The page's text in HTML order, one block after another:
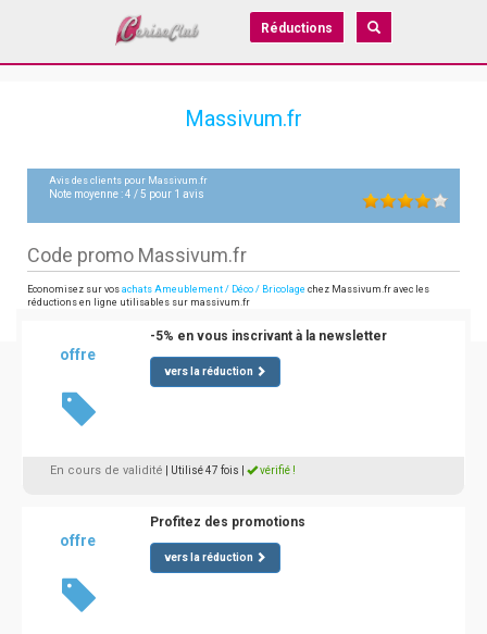
Réductions
Massivum.fr
Avis des clients pour Massivum.fr
Note moyenne :4 /5 pour 1 avis
Code promo Massivum.fr
Economisez sur vos achats Ameublement / Déco / Bricolage chez Massivum.fr avec les
réductions en ligne utilisables sur massivum.fr
offre
-5% en vous inscrivant à la newsletter
vers la réduction
En cours de validité | Utilisé 47 fois vérifié !
offre
Profitez des promotions
vers la réduction